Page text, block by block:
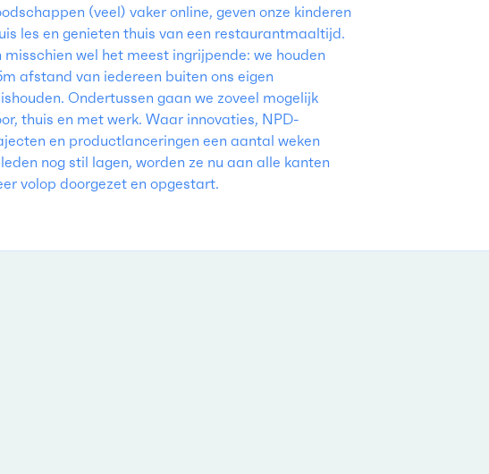
(veel) vaker online, geven onze kinderen
les en genieten thuis van een restaurantmaaltijd.
misschien wel het meest ingrijpende: we houden
afstand van iedereen buiten ons eigen
Ondertussen gaan we zoveel mogelijk
thuis en met werk. Waar innovaties, NPD-
en productlanceringen een aantal weken
nog stil lagen, worden ze nu aan alle kanten
volop doorgezet en opgestart.